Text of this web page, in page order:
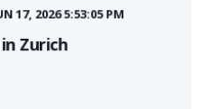
17, 2026 5:53:05 PM
Zurich